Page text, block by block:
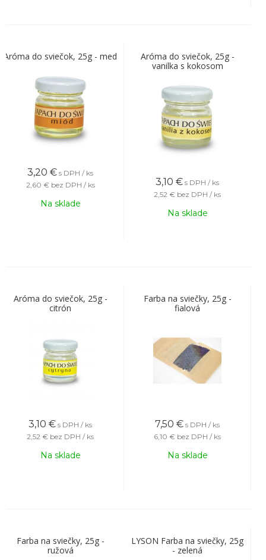
Aróma do sviečok, 25g - med
3,20 € s DPH / ks
2,60 € bez DPH / ks
Na sklade
Aróma do sviečok, 25g -
vanilka s kokosom
3,10 € s DPH / ks
2,52 € bez DPH / ks
Na sklade
Aróma do sviečok, 25g -
citrón
3,10 € s DPH / ks
2,52 € bez DPH / ks
Na sklade
Farba na sviečky, 25g -
fialová
7,50 € s DPH / ks
6,10 € bez DPH / ks
Na sklade
Farba na sviečky, 25g -
ružová
LYSON Farba na sviečky, 25g
- zelená